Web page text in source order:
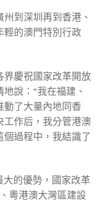
到深圳再到香港、
輕的澳門特別行政
界慶祝國家改革開放
說：“我在福建、
動了大量內地同香
工作后，我分管港澳
過程中，我結識了
大的優勢，國家改革
粵港澳大灣區建設